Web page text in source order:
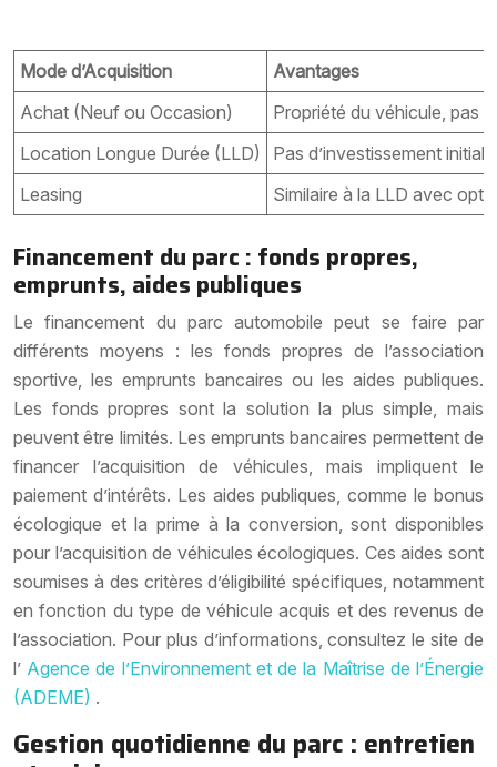
Mode d’Acquisition
Avantages
Achat (Neuf ou Occasion)
Propriété du véhicule, pas
Location Longue Durée (LLD)
Pas d’investissement
Leasing
Similaire à la LLD avec
Financement du parc : fonds propres,
emprunts, aides publiques
Le financement du parc automobile peut se faire par
différents moyens : les fonds propres de l’association
sportive, les emprunts bancaires ou les aides publiques.
Les fonds propres sont la solution la plus simple, mais
peuvent être limités. Les emprunts bancaires permettent de
financer l’acquisition de véhicules, mais impliquent le
paiement d’intérêts. Les aides publiques, comme le bonus
écologique et la prime à la conversion, sont disponibles
pour l’acquisition de véhicules écologiques. Ces aides sont
soumises à des critères d’éligibilité spécifiques, notamment
en fonction du type de véhicule acquis et des revenus de
l’association. Pour plus d’informations, consultez le site de
l’ Agence de l’Environnement et de la Maîtrise de l’Énergie
(ADEME) .
Gestion quotidienne du parc : entretien